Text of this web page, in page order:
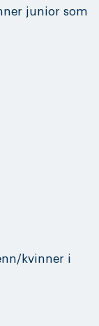
junior som
kvinner i